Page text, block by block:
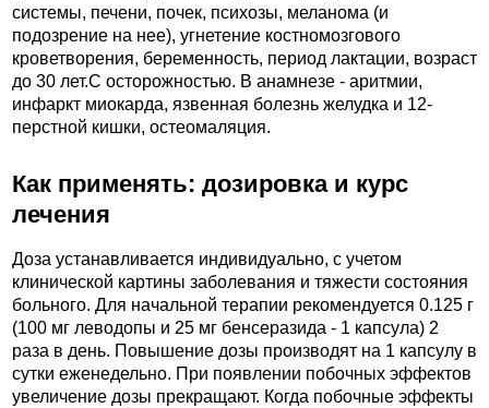
системы, печени, почек, психозы, меланома (и
подозрение на нее), угнетение костномозгового
кроветворения, беременность, период лактации, возраст
до 30 лет.C осторожностью. В анамнезе - аритмии,
инфаркт миокарда, язвенная болезнь желудка и 12-
перстной кишки, остеомаляция.
Как применять: дозировка и курс
лечения
Доза устанавливается индивидуально, с учетом
клинической картины заболевания и тяжести состояния
больного. Для начальной терапии рекомендуется 0.125 г
(100 мг леводопы и 25 мг бенсеразида - 1 капсула) 2
раза в день. Повышение дозы производят на 1 капсулу в
сутки еженедельно. При появлении побочных эффектов
увеличение дозы прекращают. Когда побочные эффекты